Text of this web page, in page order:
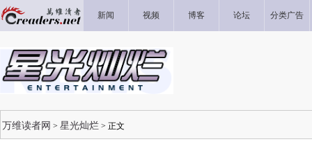
新闻 视频 博客 论坛 分类广告
万维读者网 > 星光灿烂 > 正文